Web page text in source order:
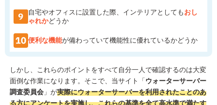
自宅やオフィスに設置した際、インテリアとしてもおし
ゃれかどうか
便利な機能が備わっていて機能性に優れているかどうか
しかし、これらのポイントをすべて自分一人で確認するのは大変
面倒な作業になります。そこで、当サイト「ウォーターサーバー
調査委員会 」が実際にウォーターサーバーを利用されたことのあ
る方にアンケートを実施し、これらの基準を全て高水準で満たす